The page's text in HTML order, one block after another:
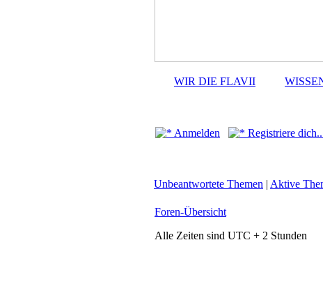
WIR DIE FLAVII
Anmelden Registriere
Unbeantwortete Themen | Aktive
Foren-Übersicht
Alle Zeiten sind UTC + 2 Stunden